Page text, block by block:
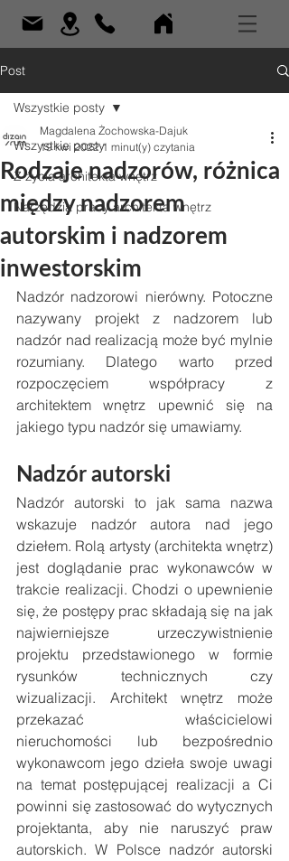
Post
Wszystkie posty
Z życia architekta wnętrz
Narzędzia pracy architekta wnętrz
Wszystkie posty
Rodzaje nadzorów, różnica
między nadzorem
autorskim i nadzorem
inwestorskim
Magdalena Żochowska-Dajuk
19 kwi 2022 1 minut(y) czytania
Nadzór nadzorowi nierówny. Potoczne
nazywany projekt z nadzorem lub
nadzór nad realizacją może być mylnie
rozumiany. Dlatego warto przed
rozpoczęciem współpracy z
architektem wnętrz upewnić się na
jakiego typu nadzór się umawiamy.
Nadzór autorski
Nadzór autorski to jak sama nazwa
wskazuje nadzór autora nad jego
dziełem. Rolą artysty (architekta wnętrz)
jest doglądanie prac wykonawców w
trakcie realizacji. Chodzi o upewnienie
się, że postępy prac składają się na jak
najwierniejsze urzeczywistnienie
projektu przedstawionego w formie
rysunków technicznych czy
wizualizacji. Architekt wnętrz może
przekazać właścicielowi
nieruchomości lub bezpośrednio
wykonawcom jego dzieła swoje uwagi
na temat postępującej realizacji a Ci
powinni się zastosować do wytycznych
projektanta, aby nie naruszyć praw
autorskich. W Polsce nadzór autorski